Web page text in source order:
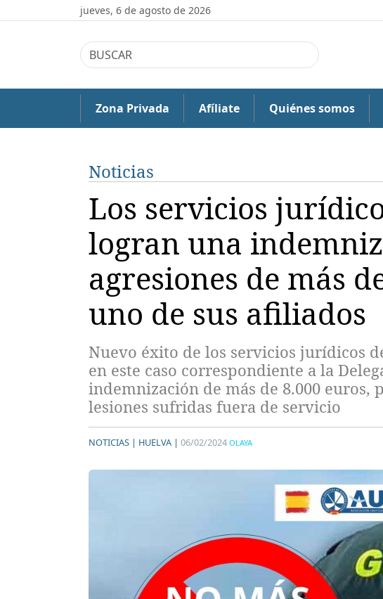
jueves, 6 de agosto de 2026
Zona Privada Afíliate Quiénes somos
Noticias
Los servicios
logran una
agresiones de más
uno de sus afiliados
Nuevo éxito de los servicios jurídicos
en este caso correspondiente a la
indemnización de más de 8.000 euros,
lesiones sufridas fuera de servicio
NOTICIAS | HUELVA | 06/02/2024 OLAYA